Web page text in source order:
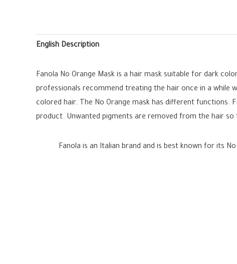
English Description
Fanola No Orange Mask is a hair mask suitable for dark
professionals recommend treating the hair once in a while
colored hair. The No Orange mask has different functions.
product. Unwanted pigments are removed from the hair
Fanola is an Italian brand and is best known for its